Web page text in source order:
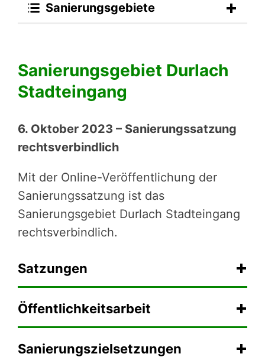
Sanierungsgebiete
Sanierungsgebiet Durlach
Stadteingang
6. Oktober 2023 – Sanierungssatzung
rechtsverbindlich
Mit der Online-Veröffentlichung der
Sanierungssatzung ist das
Sanierungsgebiet Durlach Stadteingang
rechtsverbindlich.
Satzungen
Öffentlichkeitsarbeit
Sanierungszielsetzungen